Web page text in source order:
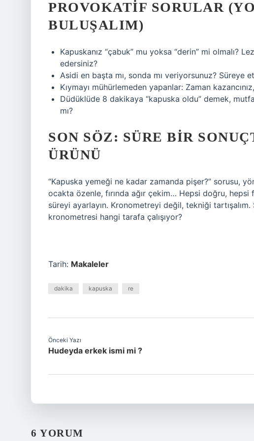
PROVOKATIF SORULAR
BULUŞALIM)
Kapuskanız “çabuk” mu yoksa “derin” mi olmalı?
edersiniz?
Asidi en başta mı, sonda mı veriyorsunuz? Süreye
Kıymayı mühürlemeden yapanlar: Zaman
Düdüklüde 8 dakikaya “kapuska oldu” demek,
mı?
SON SÖZ: SÜRE BIR
ÜRÜNÜ
“Kapuska yemeği ne kadar zamanda pişer?” sorusu,
ocakta özenle, fırında ağır çekim… Hepsi doğru,
süreyi ayarlayın. Kronometreyi değil, tekniği tartışalım.
kronometresi hangi tarafa çalışıyor?
Tarih: Makaleler
dakika kapuska re
Önceki Yazı
Hudeyda erkek ismi mi ?
6 YORUM